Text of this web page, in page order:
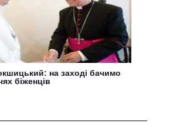
на заході бачимо
біженців